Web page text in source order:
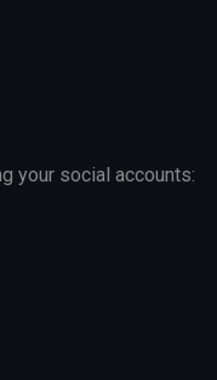
your social accounts: